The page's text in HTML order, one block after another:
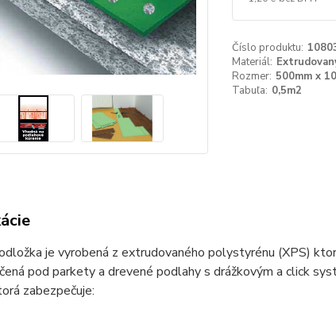
Číslo produktu:
Materiál:
Rozmer: 500mm x
Tabuľa: 0,5m2
je vyrobená z extrudovaného polystyrénu (XPS)
pod parkety a drevené podlahy s drážkovým a click
zabezpečuje: